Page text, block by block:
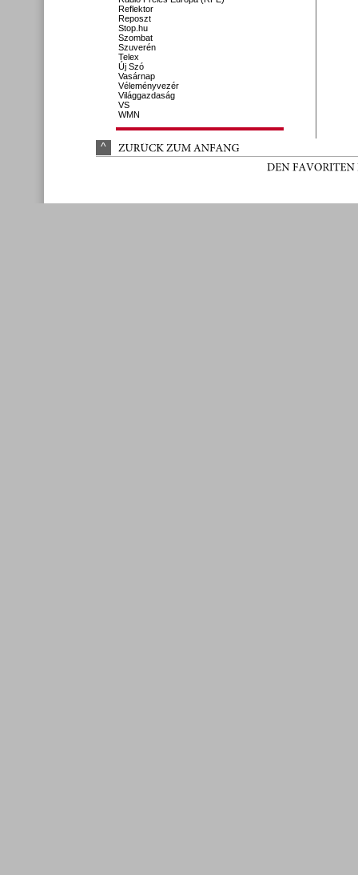
Reflektor
Reposzt
Stop.hu
Szombat
Szuverén
Telex
Új Szó
Vasárnap
Véleményvezér
Világgazdaság
VS
WMN
^ ZURÜCK ZUM ANFANG
DEN FAVORITEN